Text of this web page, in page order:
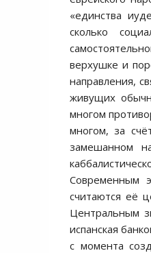
«единства
сколько
верхушке и
направления,
живущих
многом
многом, за
замешанном
Современным
считаются её
Центральным
испанская
с момента